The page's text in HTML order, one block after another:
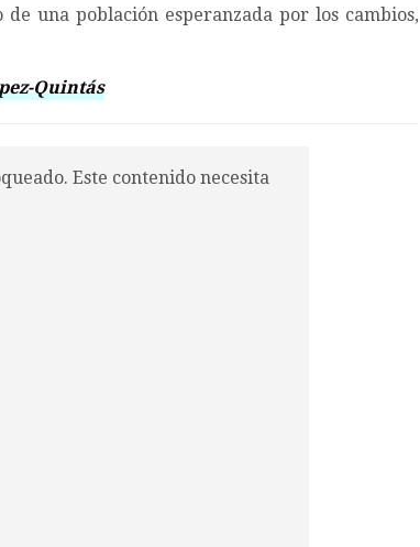
una población esperanzada por los cambios,
Quintás
Este contenido necesita